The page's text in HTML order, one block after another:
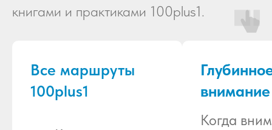
книгами и практиками 100plus1.
Все маршруты
100plus1
внимание
Когда